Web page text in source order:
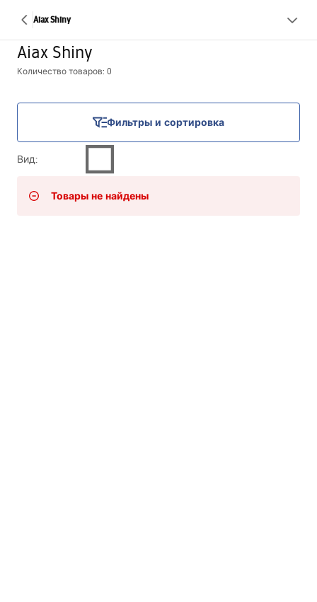
Aiax Shiny
Aiax Shiny
Количество товаров: 0
Фильтры и сортировка
Вид:
Товары не найдены